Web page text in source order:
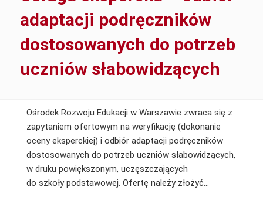
adaptacji podręczników
dostosowanych do potrzeb
uczniów słabowidzących
Ośrodek Rozwoju Edukacji w Warszawie zwraca się z
zapytaniem ofertowym na weryfikację (dokonanie
oceny eksperckiej) i odbiór adaptacji podręczników
dostosowanych do potrzeb uczniów słabowidzących,
w druku powiększonym, uczęszczających
do szkoły podstawowej. Ofertę należy złożyć…